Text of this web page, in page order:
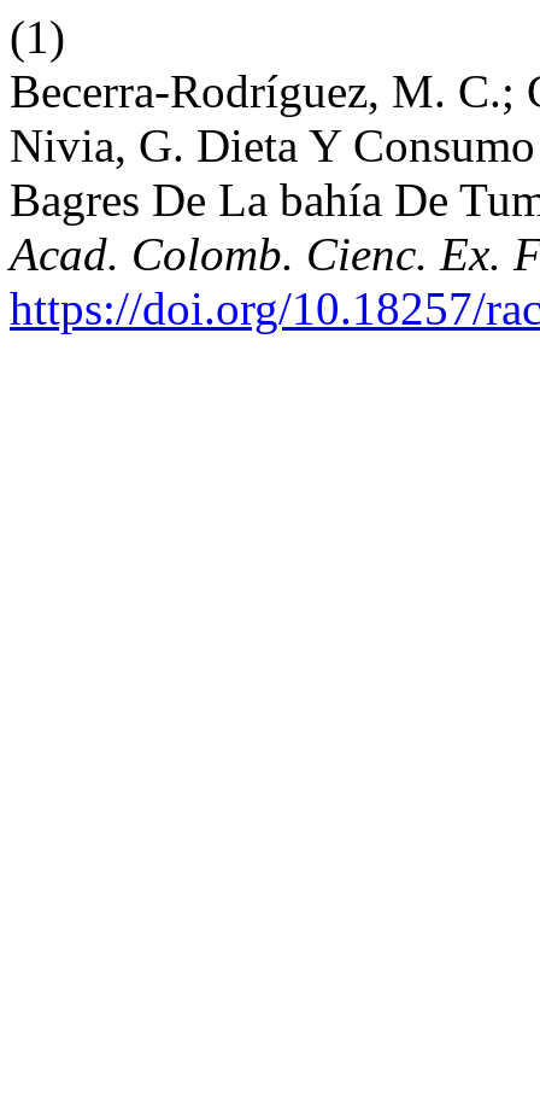
(1)
Becerra-Rodríguez, M. C.;
Nivia, G. Dieta Y
Bagres De La bahía De
Acad. Colomb. Cienc. Ex.
https://doi.org/10.18257/